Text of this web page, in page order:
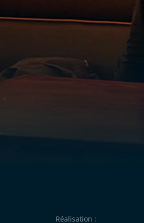
Réalisation :